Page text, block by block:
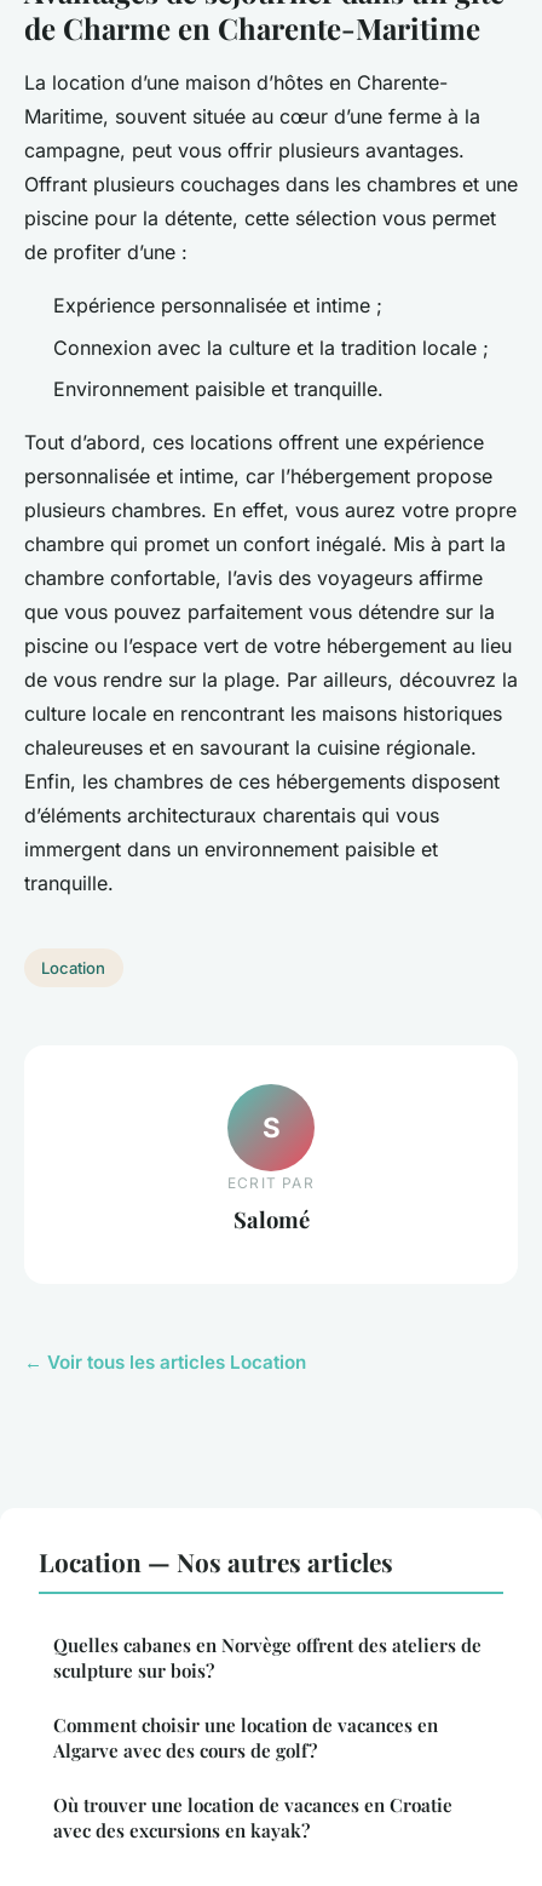
de Charme en Charente-Maritime
La location d’une maison d’hôtes en Charente-
Maritime, souvent située au cœur d’une ferme à la
campagne, peut vous offrir plusieurs avantages.
Offrant plusieurs couchages dans les chambres et une
piscine pour la détente, cette sélection vous permet
de profiter d’une :
Expérience personnalisée et intime ;
Connexion avec la culture et la tradition locale ;
Environnement paisible et tranquille.
Tout d’abord, ces locations offrent une expérience
personnalisée et intime, car l’hébergement propose
plusieurs chambres. En effet, vous aurez votre propre
chambre qui promet un confort inégalé. Mis à part la
chambre confortable, l’avis des voyageurs affirme
que vous pouvez parfaitement vous détendre sur la
piscine ou l’espace vert de votre hébergement au lieu
de vous rendre sur la plage. Par ailleurs, découvrez la
culture locale en rencontrant les maisons historiques
chaleureuses et en savourant la cuisine régionale.
Enfin, les chambres de ces hébergements disposent
d’éléments architecturaux charentais qui vous
immergent dans un environnement paisible et
tranquille.
Location
S
ECRIT PAR
Salomé
← Voir tous les articles Location
Location — Nos autres articles
Quelles cabanes en Norvège offrent des ateliers de
sculpture sur bois?
Comment choisir une location de vacances en
Algarve avec des cours de golf?
Où trouver une location de vacances en Croatie
avec des excursions en kayak?